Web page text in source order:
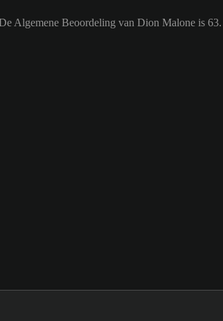
Algemene Beoordeling van Dion Malone is 63.